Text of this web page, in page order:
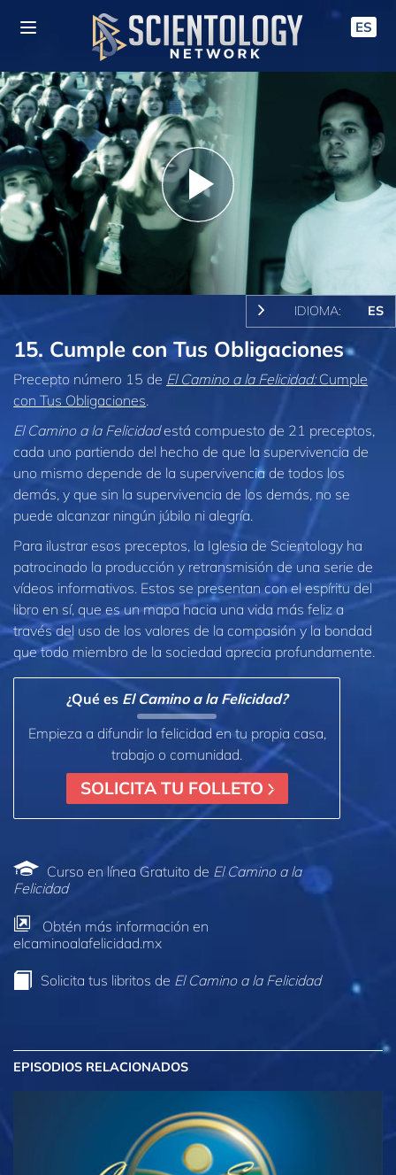
ES
Play
Video
IDIOMA: ES
15. Cumple con Tus Obligaciones
Precepto número 15 de El Camino a la Felicidad:Cumple
con Tus Obligaciones.
El Camino a la Felicidadestá compuesto de 21 preceptos,
cada uno partiendo del hecho de que la supervivencia de
uno mismo depende de la supervivencia de todos los
demás, y que sin la supervivencia de los demás, no se
puede alcanzar ningún júbilo ni alegría.
Para ilustrar esos preceptos, la Iglesia de Scientology ha
patrocinado la producción y retransmisión de una serie de
vídeos informativos. Estos se presentan con el espíritu del
libro en sí, que es un mapa hacia una vida más feliz a
través del uso de los valores de la compasión y la bondad
que todo miembro de la sociedad aprecia profundamente.
¿Qué es El Camino a la Felicidad?
Empieza a difundir la felicidad en tu propia casa,
trabajo o comunidad.
SOLICITA TU FOLLETO
Curso en línea Gratuito de El Camino a la
Felicidad
Obtén más información en
elcaminoalafelicidad.mx
Solicita tus libritos de El Camino a la Felicidad
EPISODIOS RELACIONADOS